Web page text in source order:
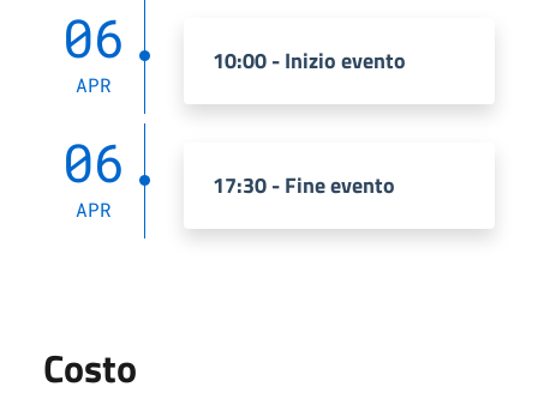
06
APR
10:00 - Inizio evento
06
APR
17:30 - Fine evento
Costo